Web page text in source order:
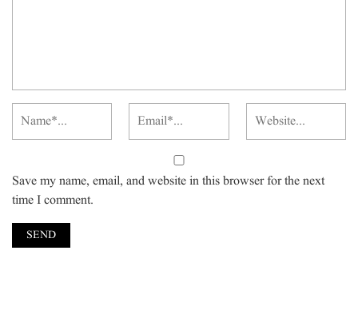
Save my name, email, and website in this browser for the next
time I comment.